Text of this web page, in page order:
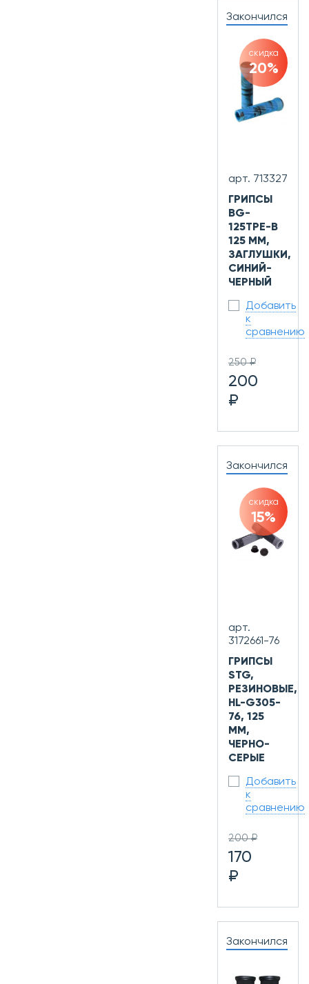
Закончился
скидка
20%
арт. 713327
ГРИПСЫ
BG-
125TPE-B
125 ММ,
ЗАГЛУШКИ,
СИНИЙ-
ЧЕРНЫЙ
Добавить
к
сравнению
250 ₽
200
₽
Закончился
скидка
15%
арт.
3172661-76
ГРИПСЫ
STG,
РЕЗИНОВЫЕ,
HL-G305-
76, 125
ММ,
ЧЕРНО-
СЕРЫЕ
Добавить
к
сравнению
200 ₽
170
₽
Закончился